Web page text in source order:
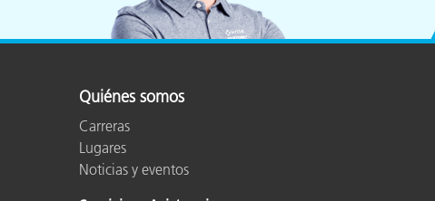
Quiénes somos
Carreras
Lugares
Noticias y eventos